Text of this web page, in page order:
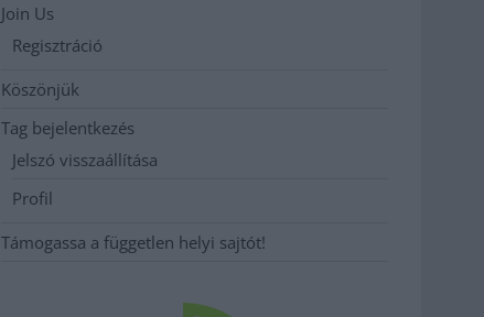
Join Us
Regisztráció
Köszönjük
Tag bejelentkezés
Jelszó visszaállítása
Profil
Támogassa a független helyi sajtót!